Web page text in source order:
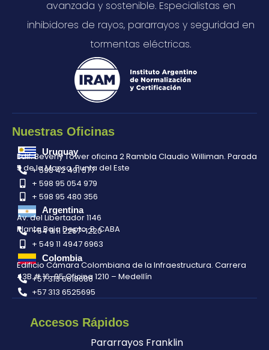
avanzada y sostenible. Especialistas en
inhibidores de rayos, pararrayos y seguridad en
tormentas eléctricas.
Nuestras Oficinas
Uruguay
Edif. Beverly Tower oficina 2 Rambla Claudio Williman. Parada
5 de la Mansa, Punta del Este
+ 598 42 491 577
+ 598 95 054 979
+ 598 95 480 356
Argentina
Av. del Libertador 1146
Planta Baja Depto. B. CABA
+54 9 11 2267-1220
+ 549 11 4947 6963
Colombia
Edificio Cámara Colombiana de la Infraestructura. Carrera
43B # 16-95 Oficina 1210 – Medellín
+57 313 6618686
+57 313 6525695
Accesos Rápidos
Pararrayos Franklin